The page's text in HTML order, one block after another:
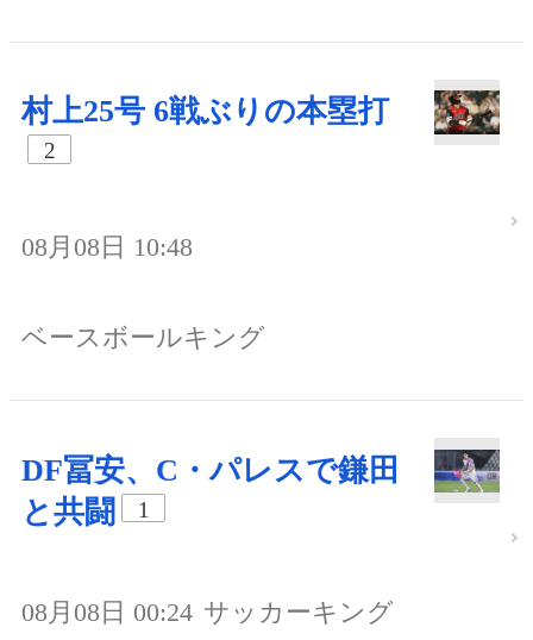
村上25号 6戦ぶりの本塁打
2
08月08日 10:48
ベースボールキング
DF冨安、C・パレスで鎌田
と共闘
1
08月08日 00:24 サッカーキング